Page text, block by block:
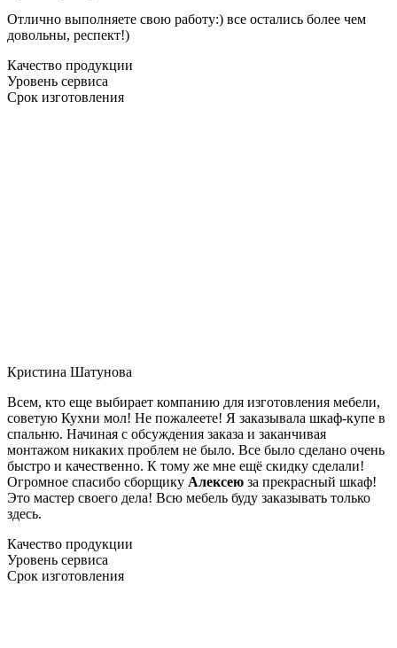
Отлично выполняете свою работу:) все остались более чем
довольны, респект!)
Качество продукции
Уровень сервиса
Срок изготовления
Кристина Шатунова
Всем, кто еще выбирает компанию для изготовления мебели,
советую Кухни мол! Не пожалеете! Я заказывала шкаф-купе в
спальню. Начиная с обсуждения заказа и заканчивая
монтажом никаких проблем не было. Все было сделано очень
быстро и качественно. К тому же мне ещё скидку сделали!
Огромное спасибо сборщику Алексею за прекрасный шкаф!
Это мастер своего дела! Всю мебель буду заказывать только
здесь.
Качество продукции
Уровень сервиса
Срок изготовления